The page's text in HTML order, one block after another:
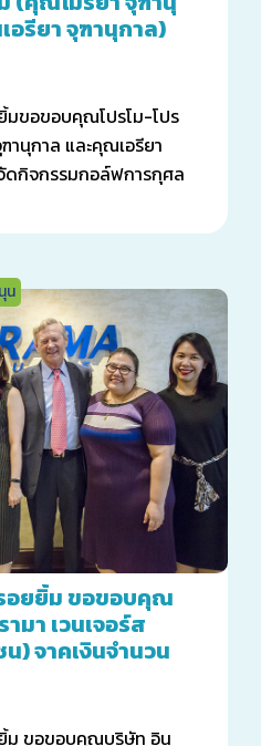
อรียา จุฑานุกาล)
มขอขอบคุณโปรโม-โปร
านุกาล และคุณเอรียา
ดกิจกรรมกอล์ฟการกุศล
2018”
น
อยยิ้ม ขอขอบคุณ
มา เวนเจอร์ส
) จาคเงินจำนวน
ท
ม ขอขอบคุณบริษัท อิน